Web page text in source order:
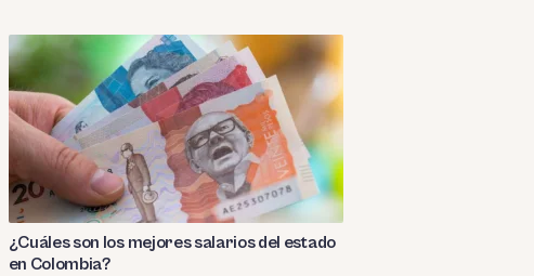
¿Cuáles son los mejores salarios del estado
en Colombia?